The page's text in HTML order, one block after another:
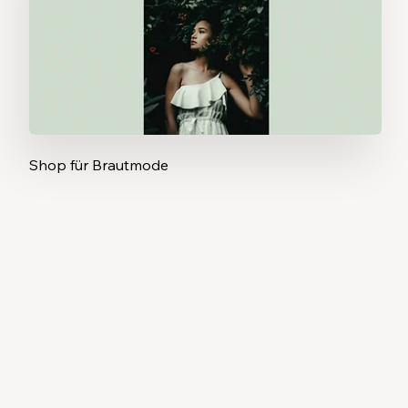
Shop für Brautmode